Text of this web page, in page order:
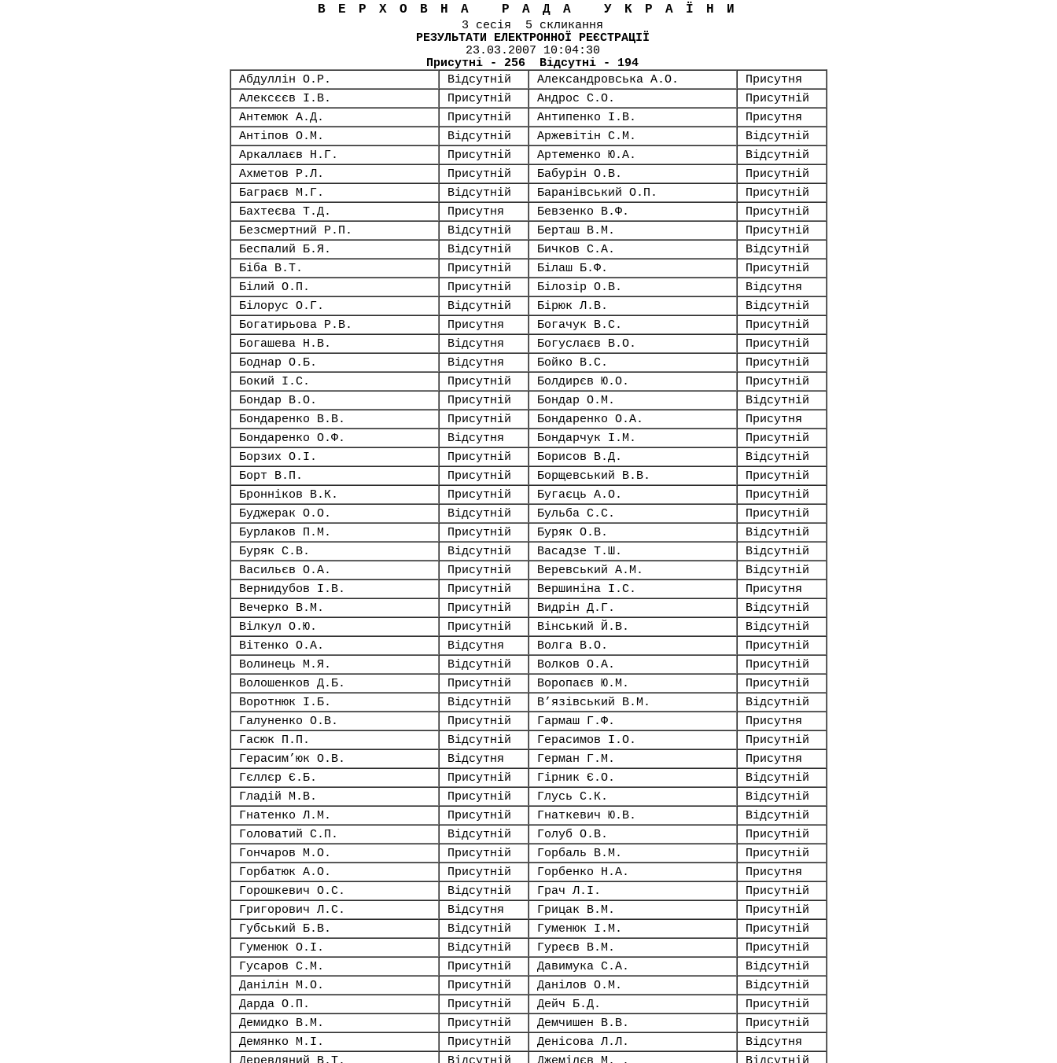
ВЕРХОВНА РАДА УКРАЇНИ
3 сесія 5 скликання
РЕЗУЛЬТАТИ ЕЛЕКТРОННОЇ РЕЄСТРАЦІЇ
23.03.2007 10:04:30
Присутні - 256 Відсутні - 194
Абдуллін О.Р.
Відсутній Александровська А.О.
Присутня
Алексєєв І.В.
Присутній Андрос С.О.
Присутній
Антемюк А.Д.
Присутній Антипенко І.В.
Присутня
Антіпов О.М.
Відсутній Аржевітін С.М.
Відсутній
Аркаллаєв Н.Г.
Присутній Артеменко Ю.А.
Відсутній
Ахметов Р.Л.
Присутній Бабурін О.В.
Присутній
Баграєв М.Г.
Відсутній Баранівський О.П.
Присутній
Бахтеєва Т.Д.
Присутня Бевзенко В.Ф.
Присутній
Безсмертний Р.П.
Відсутній Берташ В.М.
Присутній
Беспалий Б.Я.
Відсутній Бичков С.А.
Відсутній
Біба В.Т.
Присутній Білаш Б.Ф.
Присутній
Білий О.П.
Присутній Білозір О.В.
Відсутня
Білорус О.Г.
Відсутній Бірюк Л.В.
Відсутній
Богатирьова Р.В.
Присутня Богачук В.С.
Присутній
Богашева Н.В.
Відсутня Богуслаєв В.О.
Присутній
Боднар О.Б.
Відсутня Бойко В.С.
Присутній
Бокий І.С.
Присутній Болдирєв Ю.О.
Присутній
Бондар В.О.
Присутній Бондар О.М.
Відсутній
Бондаренко В.В.
Присутній Бондаренко О.А.
Присутня
Бондаренко О.Ф.
Відсутня Бондарчук І.М.
Присутній
Борзих О.І.
Присутній Борисов В.Д.
Відсутній
Борт В.П.
Присутній Борщевський В.В.
Присутній
Бронніков В.К.
Присутній Бугаєць А.О.
Присутній
Буджерак О.О.
Відсутній Бульба С.С.
Присутній
Бурлаков П.М.
Присутній Буряк О.В.
Відсутній
Буряк С.В.
Відсутній Васадзе Т.Ш.
Відсутній
Васильєв О.А.
Присутній Веревський А.М.
Відсутній
Вернидубов І.В.
Присутній Вершиніна І.С.
Присутня
Вечерко В.М.
Присутній Видрін Д.Г.
Відсутній
Вілкул О.Ю.
Присутній Вінський Й.В.
Відсутній
Вітенко О.А.
Відсутня Волга В.О.
Присутній
Волинець М.Я.
Відсутній Волков О.А.
Присутній
Волошенков Д.Б.
Присутній Воропаєв Ю.М.
Присутній
Воротнюк І.Б.
Відсутній В’язівський В.М.
Відсутній
Галуненко О.В.
Присутній Гармаш Г.Ф.
Присутня
Гасюк П.П.
Відсутній Герасимов І.О.
Присутній
Герасим’юк О.В.
Відсутня Герман Г.М.
Присутня
Гєллєр Є.Б.
Присутній Гірник Є.О.
Відсутній
Гладій М.В.
Присутній Глусь С.К.
Відсутній
Гнатенко Л.М.
Присутній Гнаткевич Ю.В.
Відсутній
Головатий С.П.
Відсутній Голуб О.В.
Присутній
Гончаров М.О.
Присутній Горбаль В.М.
Присутній
Горбатюк А.О.
Присутній Горбенко Н.А.
Присутня
Горошкевич О.С.
Відсутній Грач Л.І.
Присутній
Григорович Л.С.
Відсутня Грицак В.М.
Присутній
Губський Б.В.
Відсутній Гуменюк І.М.
Присутній
Гуменюк О.І.
Відсутній Гуреєв В.М.
Присутній
Гусаров С.М.
Присутній Давимука С.А.
Відсутній
Данілін М.О.
Присутній Данілов О.М.
Відсутній
Дарда О.П.
Присутній Дейч Б.Д.
Присутній
Демидко В.М.
Присутній Демчишен В.В.
Присутній
Демянко М.І.
Присутній Денісова Л.Л.
Відсутня